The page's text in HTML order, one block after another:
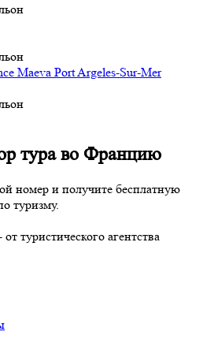
Maeva Port Argeles-Sur-Mer
тура во Францию
номер и получите бесплатную
туризму.
от туристического агентства